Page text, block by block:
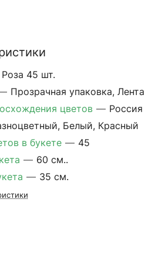
Роза 45 шт.
Прозрачная упаковка, Лента
цветов — Россия
Белый, Красный
в букете — 45
— 60 см..
— 35 см.